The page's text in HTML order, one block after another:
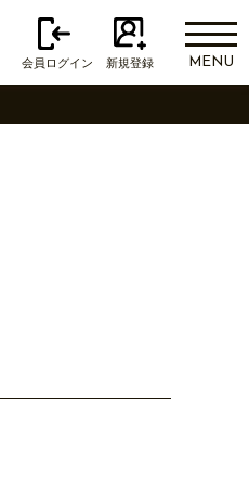
会員ログイン 新規登録 MENU